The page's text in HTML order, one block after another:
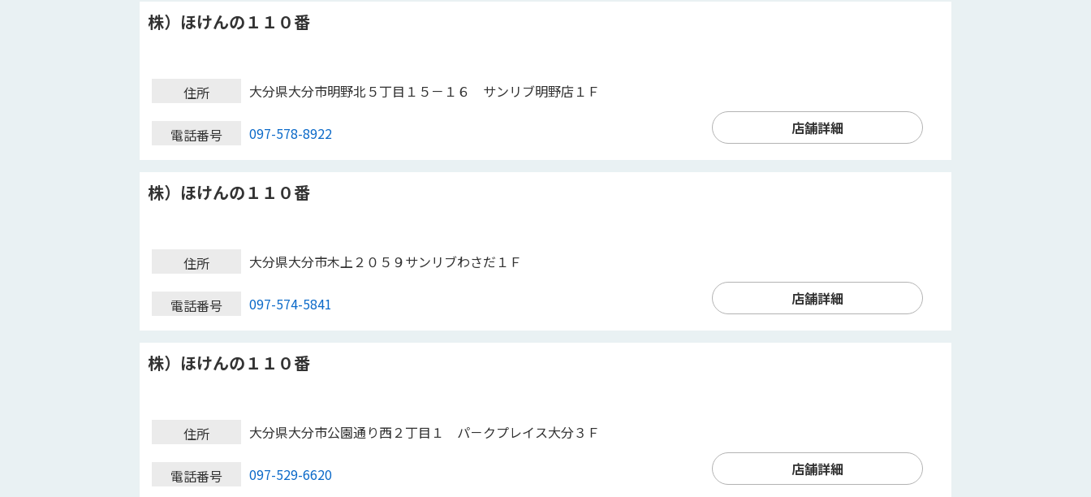
株）ほけんの１１０番
住所 大分県大分市明野北５丁目１５－１６ サンリブ明野店１Ｆ
電話番号 097-578-8922 店舗詳細
株）ほけんの１１０番
住所 大分県大分市木上２０５９サンリブわさだ１Ｆ
電話番号 097-574-5841 店舗詳細
株）ほけんの１１０番
住所 大分県大分市公園通り西２丁目１ パ－クプレイス大分３Ｆ
電話番号 097-529-6620 店舗詳細